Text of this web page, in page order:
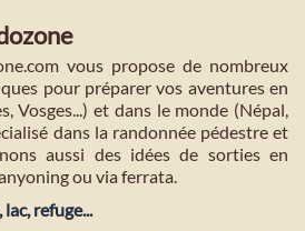
vous propose de nombreux
pour préparer vos aventures en
Vosges...) et dans le monde (Népal,
dans la randonnée pédestre et
aussi des idées de sorties en
ou via ferrata.
refuge...